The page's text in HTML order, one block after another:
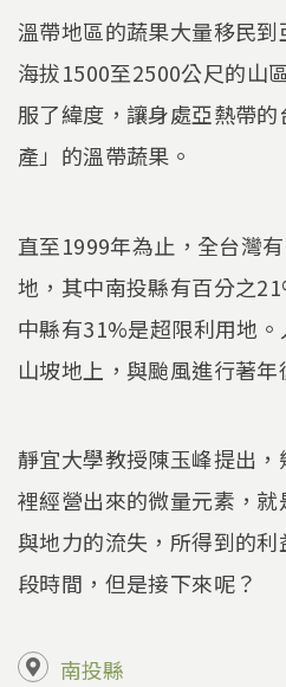
溫帶地區的蔬果大量移民
海拔1500至2500公尺的山
服了緯度，讓身處亞熱帶
產」的溫帶蔬果。
直至1999年為止，全台灣
地，其中南投縣有百分之
中縣有31%是超限利用地
山坡地上，與颱風進行著年
靜宜大學教授陳玉峰提出
裡經營出來的微量元素，
與地力的流失，所得到的
段時間，但是接下來呢？
南投縣